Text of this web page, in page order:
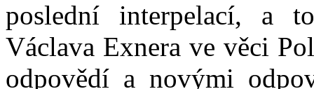
poslední interpelací, a
Václava Exnera ve věci
odpovědí a novými